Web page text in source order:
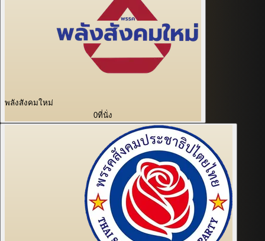
พลังสังคมใหม่
0ที่นั่ง